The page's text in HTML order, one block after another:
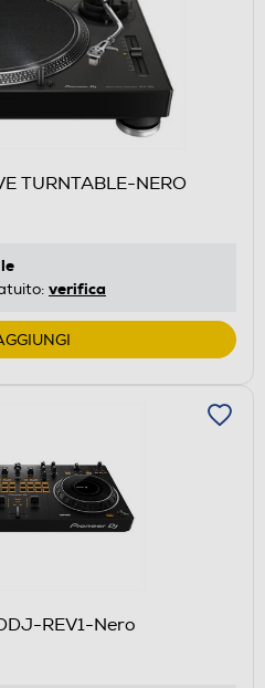
TURNTABLE-NERO
verifica
REV1-Nero